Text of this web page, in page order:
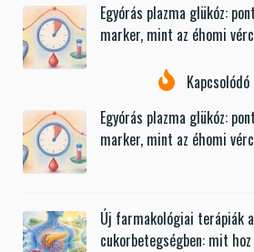
Egyórás plazma glükóz:
marker, mint az éhomi
Kapcsolódó
Egyórás plazma glükóz:
marker, mint az éhomi
Új farmakológiai terápiák
cukorbetegségben: mit